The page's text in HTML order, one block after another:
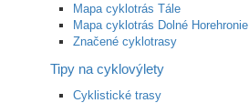
Mapa cyklotrás Tále
Mapa cyklotrás Dolné Horehronie
Značené cyklotrasy
Tipy na cyklovýlety
Cyklistické trasy